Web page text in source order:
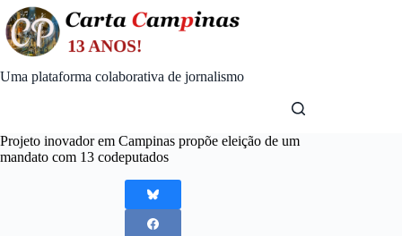
Skip
to
content
Uma plataforma colaborativa de jornalismo
Projeto inovador em Campinas propõe eleição de um
mandato com 13 codeputados